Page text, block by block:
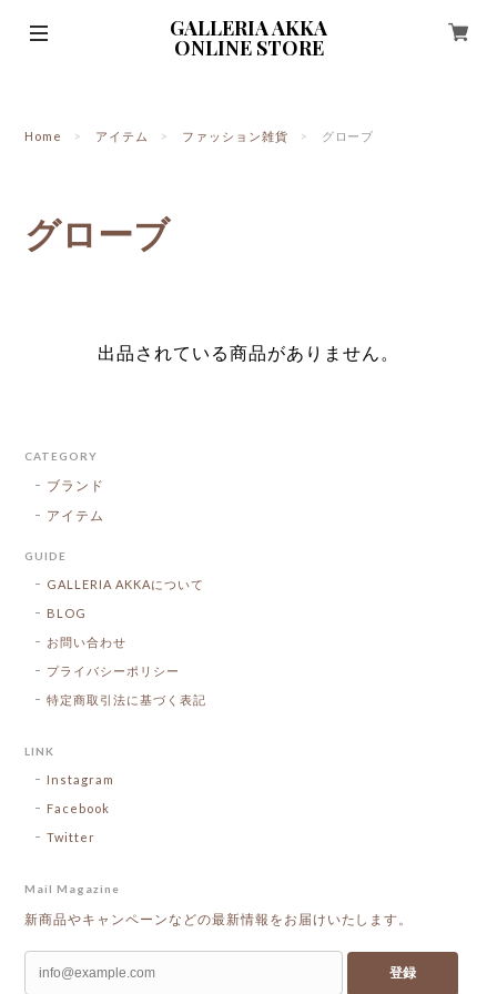
GALLERIA AKKA
ONLINE STORE
Home アイテム ファッション雑貨 グローブ
グローブ
出品されている商品がありません。
CATEGORY
ブランド
アイテム
GUIDE
GALLERIA AKKAについて
BLOG
お問い合わせ
プライバシーポリシー
特定商取引法に基づく表記
LINK
Instagram
Facebook
Twitter
Mail Magazine
新商品やキャンペーンなどの最新情報をお届けいたします。
登録